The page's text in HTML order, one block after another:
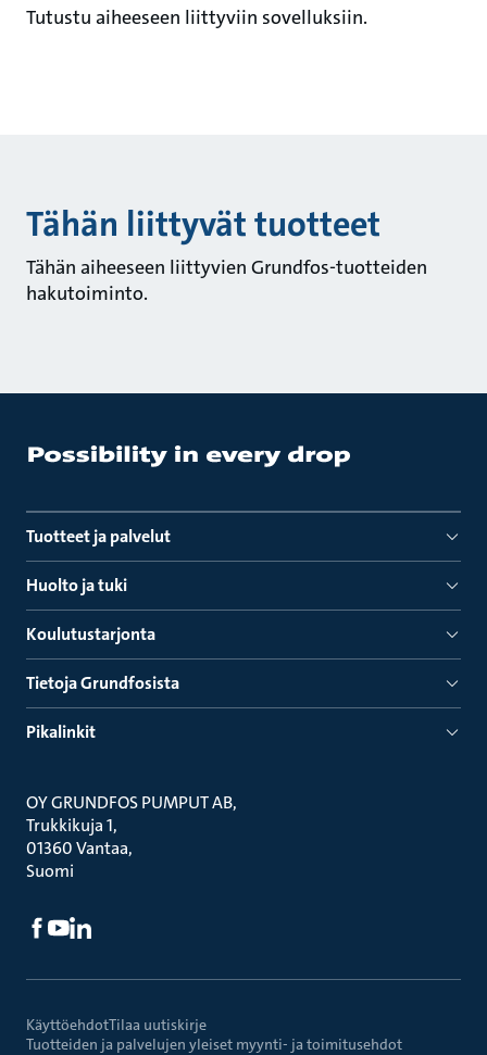
Tutustu aiheeseen liittyviin sovelluksiin.
Tähän liittyvät tuotteet
Tähän aiheeseen liittyvien Grundfos-tuotteiden
hakutoiminto.
Tuotteet ja palvelut
Huolto ja tuki
Koulutustarjonta
Tietoja Grundfosista
Pikalinkit
OY GRUNDFOS PUMPUT AB
Trukkikuja 1
01360 Vantaa
Suomi
KäyttöehdotTilaa uutiskirje
Tuotteiden ja palvelujen yleiset myynti- ja toimitusehdot